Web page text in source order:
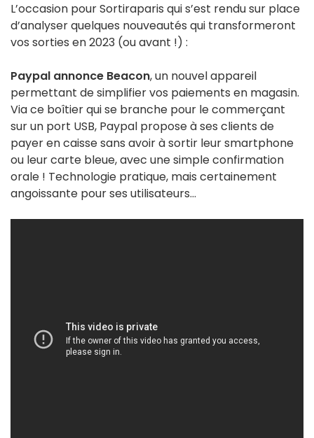
L’occasion pour Sortiraparis qui s’est rendu sur place
d’analyser quelques nouveautés qui transformeront
vos sorties en 2023 (ou avant !) :
Paypal annonce Beacon, un nouvel appareil
permettant de simplifier vos paiements en magasin.
Via ce boîtier qui se branche pour le commerçant
sur un port USB, Paypal propose à ses clients de
payer en caisse sans avoir à sortir leur smartphone
ou leur carte bleue, avec une simple confirmation
orale ! Technologie pratique, mais certainement
angoissante pour ses utilisateurs…